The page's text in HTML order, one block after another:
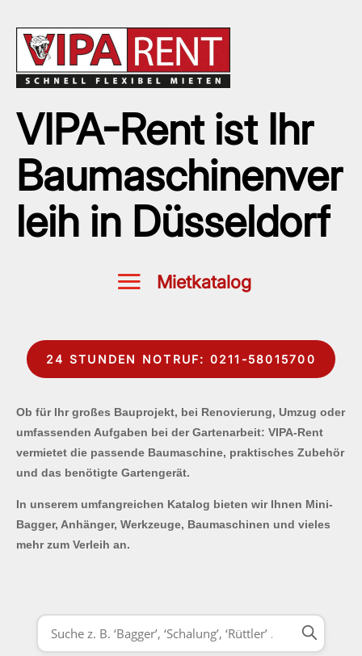
VIPA-Rent ist Ihr
Baumaschinenver
leih in Düsseldorf
24 STUNDEN NOTRUF: 0211-58015700
Ob für Ihr großes Bauprojekt, bei Renovierung, Umzug oder
umfassenden Aufgaben bei der Gartenarbeit: VIPA-Rent
vermietet die passende Baumaschine, praktisches Zubehör
und das benötigte Gartengerät.
In unserem umfangreichen Katalog bieten wir Ihnen Mini-
Bagger, Anhänger, Werkzeuge, Baumaschinen und vieles
mehr zum Verleih an.